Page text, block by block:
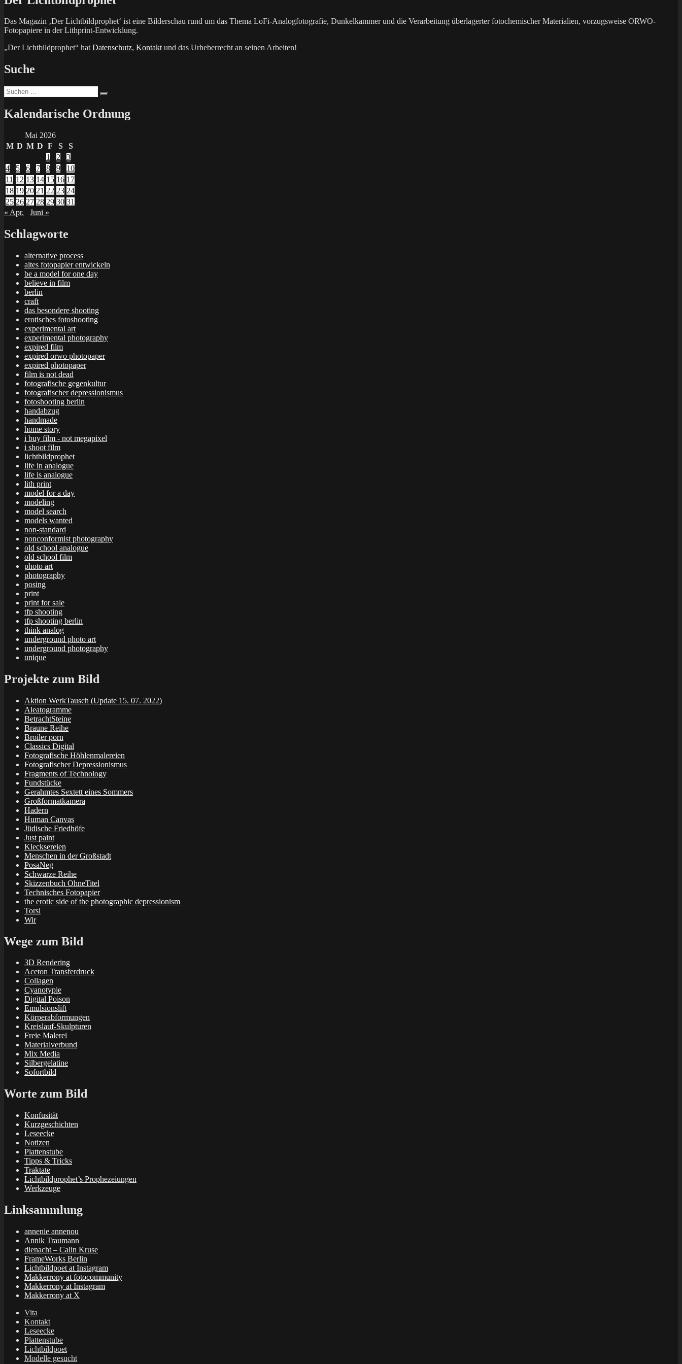
Das Magazin ‚Der Lichtbildprophet‘ ist eine Bilderschau rund um das Thema LoFi-Analogfotografie, Dunkelkammer und die Verarbeitung überlagerter fotochemischer Materialien, vorzugsweise ORWO-
Fotopapiere in der Lithprint-Entwicklung.
„Der Lichtbildprophet“ hatDatenschutz, Kontaktund das Urheberrecht an seinen Arbeiten!
Suche
Suchen
nach:
Kalendarische Ordnung
Mai 2026
M D M D F S
S
1
2
3
4
5 6 7 8 9
10
11 12 13 14 15 16 17
18 19 20 21 22 23 24
25 26 27 28 29 30 31
« Apr.
Juni »
Schlagworte
alternative process
altes fotopapier entwickeln
be a model for one day
believe in film
berlin
craft
das besondere shooting
erotisches fotoshooting
experimental art
experimental photography
expired film
expired orwo photopaper
expired photopaper
film is not dead
fotografische gegenkultur
fotografischer depressionismus
fotoshooting berlin
handabzug
handmade
home story
i buy film - not megapixel
i shoot film
lichtbildprophet
life in analogue
life is analogue
lith print
model for a day
modeling
model search
models wanted
non-standard
nonconformist photography
old school analogue
old school film
photo art
photography
posing
print
print for sale
tfp shooting
tfp shooting berlin
think analog
underground photo art
underground photography
unique
Projekte zum Bild
Aktion WerkTausch (Update 15. 07. 2022)
Aleatogramme
BetrachtSteine
Braune Reihe
Broiler porn
Classics Digital
Fotografische Höhlenmalereien
Fotografischer Depressionismus
Fragments of Technology
Fundstücke
Gerahmtes Sextett eines Sommers
Großformatkamera
Hadern
Human Canvas
Jüdische Friedhöfe
Just paint
Klecksereien
Menschen in der Großstadt
PosaNeg
Schwarze Reihe
Skizzenbuch OhneTitel
Technisches Fotopapier
the erotic side of the photographic depressionism
Torsi
Wir
Wege zum Bild
3D Rendering
Aceton Transferdruck
Collagen
Cyanotypie
Digital Poison
Emulsionslift
Körperabformungen
Kreislauf-Skulpturen
Freie Malerei
Materialverbund
Mix Media
Silbergelatine
Sofortbild
Worte zum Bild
Konfusität
Kurzgeschichten
Leseecke
Notizen
Plattenstube
Tipps & Tricks
Traktate
Lichtbildprophet’s Prophezeiungen
Werkzeuge
Linksammlung
annenie annenou
Annik Traumann
dienacht – Calin Kruse
FrameWorks Berlin
Lichtbildpoet at Instagram
Makkerrony at fotocommunity
Makkerrony at Instagram
Makkerrony at X
Vita
Kontakt
Leseecke
Plattenstube
Lichtbildpoet
Modelle gesucht